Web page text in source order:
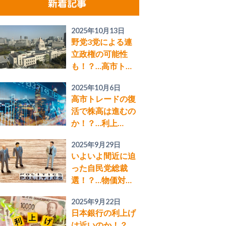
新着記事
2025年10月13日
野党3党による連
立政権の可能性
も！？…高市ト…
2025年10月6日
高市トレードの復
活で株高は進むの
か！？…利上…
2025年9月29日
いよいよ間近に迫
った自民党総裁
選！？…物価対…
2025年9月22日
日本銀行の利上げ